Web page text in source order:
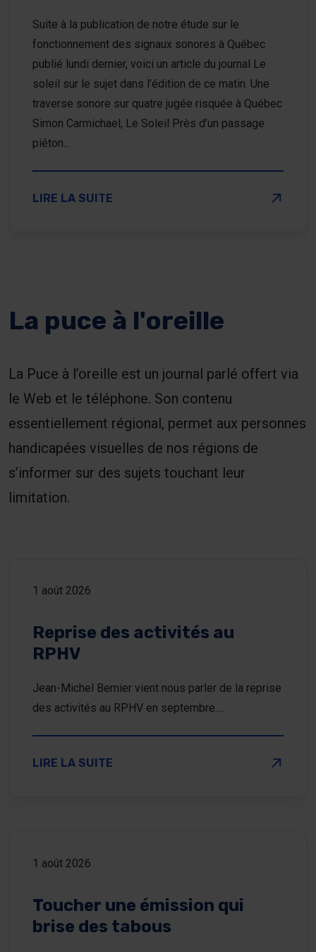
Suite à la publication de notre étude sur le
fonctionnement des signaux sonores à Québec
publié lundi dernier, voici un article du journal Le
soleil sur le sujet dans l’édition de ce matin. Une
traverse sonore sur quatre jugée risquée à Québec
Simon Carmichael, Le Soleil Près d’un passage
piéton...
LIRE LA SUITE
SUR UNE TRAVERSE SONORE SUR QUATRE JUGÉE
La puce à l'oreille
La Puce à l’oreille est un journal parlé offert via
le Web et le téléphone. Son contenu
essentiellement régional, permet aux personnes
handicapées visuelles de nos régions de
s’informer sur des sujets touchant leur
limitation.
1 août 2026
Reprise des activités au
RPHV
Jean-Michel Bernier vient nous parler de la reprise
des activités au RPHV en septembre....
LIRE LA SUITE
SUR REPRISE DES ACTIVITÉS AU RPHV
1 août 2026
Toucher une émission qui
brise des tabous